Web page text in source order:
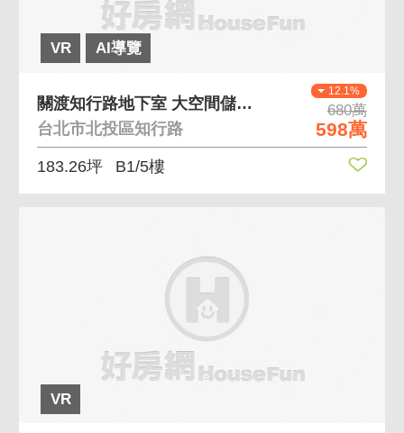
VR AI導覽
12.1%
680萬
598萬
關渡知行路地下室 大空間儲藏室
台北市北投區知行路
183.26坪 B1/5樓
VR